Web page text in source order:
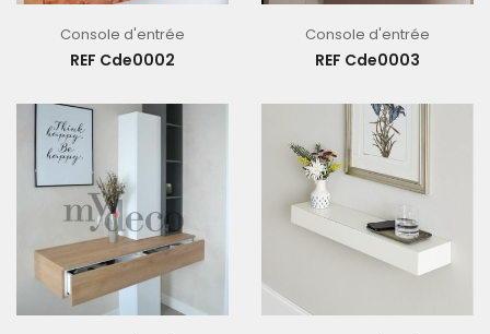
Console d'entrée
REF Cde0002
Console d'entrée
REF Cde0003